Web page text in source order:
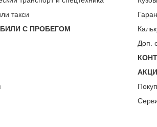
такси
С ПРОБЕГОМ
Доп.